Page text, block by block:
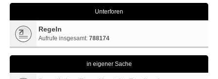
Unterforen
Regeln
Aufrufe insgesamt: 788174
in eigener Sache